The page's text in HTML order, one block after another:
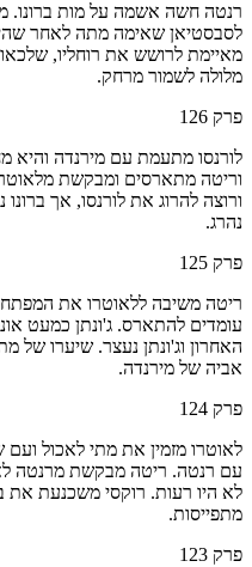
רנטה חשה אשמה על מות ברונו.
לסבסטיאן שאימה מתה לאחר
מאיימת לרושש את רוחליו,
מלולה לשמור מרחק.
פרק 126
לורנסו מתעמת עם מירנדה והיא
וריטה מתארסים ומבקשת
ורוצה להרוג את לורנסו, אך ברונו
נהרג.
פרק 125
ריטה משיבה ללאוטרו את
עומדים להתארס. ג'ונתן כמעט
האחרון וג'ונתן נעצר. שיערו של
אביה של מירנדה.
פרק 124
לאוטרו מזמין את מתי לאכול
עם רנטה. ריטה מבקשת מרנטה
לא היו רעות. רוקסי משכנעת את
מתפייסות.
פרק 123